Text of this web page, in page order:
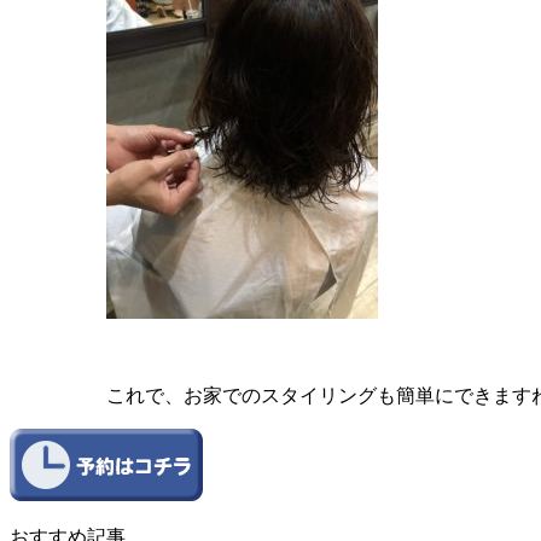
これで、お家でのスタイリングも簡単にできます
おすすめ記事